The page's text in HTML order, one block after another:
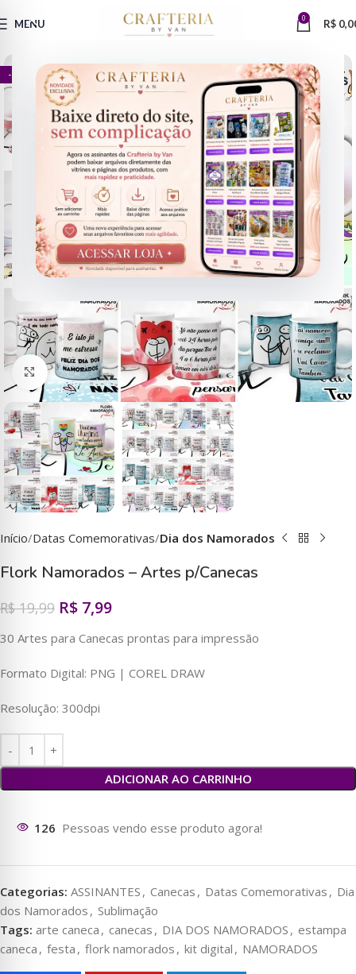
MENU 0 R$
- 60%
Clique para ampliar
Início Datas Comemorativas Dia dos Namorados
Flork Namorados – Artes p/Canecas
R$19,99 R$ 7,99
30 Artes para Canecas prontas para impressão
Formato Digital: PNG | COREL DRAW
Resolução: 300dpi
ADICIONAR AO CARRINHO
126 Pessoas vendo esse produto agora!
Categorias: ASSINANTES , Canecas , Datas Comemorativas , Dia
dos Namorados , Sublimação
Tags: arte caneca , canecas , DIA DOS NAMORADOS , estampa
caneca , festa , flork namorados , kit digital , NAMORADOS